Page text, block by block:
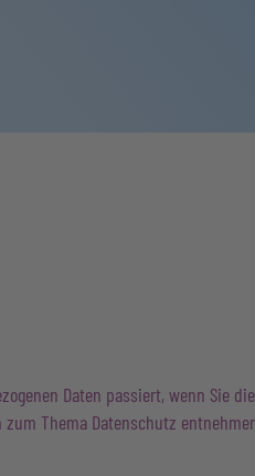
Daten passiert, wenn Sie
Thema Datenschutz